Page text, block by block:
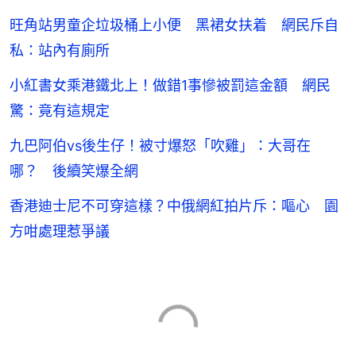
旺角站男童企垃圾桶上小便 黑裙女扶着 網民斥自
私：站內有廁所
小紅書女乘港鐵北上！做錯1事慘被罰這金額 網民
驚：竟有這規定
九巴阿伯vs後生仔！被寸爆怒「吹雞」：大哥在
哪？ 後續笑爆全網
香港迪士尼不可穿這樣？中俄網紅拍片斥：嘔心 園
方咁處理惹爭議